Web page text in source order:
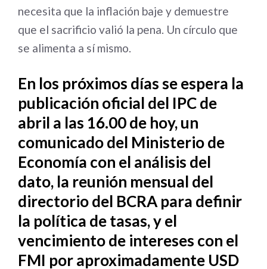
necesita que la inflación baje y demuestre
que el sacrificio valió la pena. Un círculo que
se alimenta a sí mismo.
En los próximos días se espera la
publicación oficial del IPC de
abril a las 16.00 de hoy, un
comunicado del Ministerio de
Economía con el análisis del
dato, la reunión mensual del
directorio del BCRA para definir
la política de tasas, y el
vencimiento de intereses con el
FMI por aproximadamente USD